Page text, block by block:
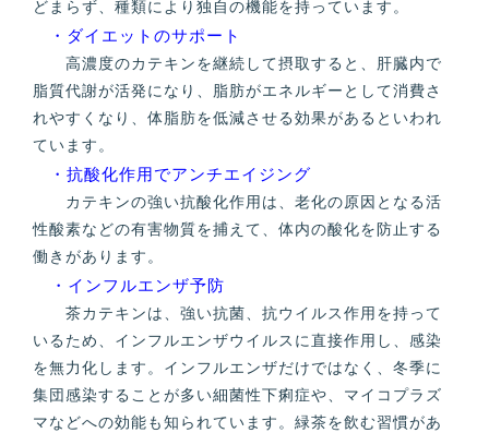
どまらず、種類により独自の機能を持っています。
・ダイエットのサポート
高濃度のカテキンを継続して摂取すると、肝臓内で
脂質代謝が活発になり、脂肪がエネルギーとして消費さ
れやすくなり、体脂肪を低減させる効果があるといわれ
ています。
・抗酸化作用でアンチエイジング
カテキンの強い抗酸化作用は、老化の原因となる活
性酸素などの有害物質を捕えて、体内の酸化を防止する
働きがあります。
・インフルエンザ予防
茶カテキンは、強い抗菌、抗ウイルス作用を持って
いるため、インフルエンザウイルスに直接作用し、感染
を無力化します。インフルエンザだけではなく、冬季に
集団感染することが多い細菌性下痢症や、マイコプラズ
マなどへの効能も知られています。緑茶を飲む習慣があ